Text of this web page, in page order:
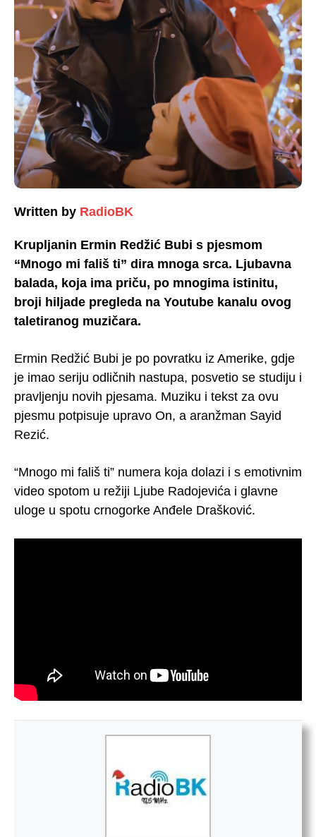
Written by RadioBK
Krupljanin Ermin Redžić Bubi s pjesmom
“Mnogo mi fališ ti” dira mnoga srca. Ljubavna
balada, koja ima priču, po mnogima istinitu,
broji hiljade pregleda na Youtube kanalu ovog
taletiranog muzičara.
Ermin Redžić Bubi je po povratku iz Amerike, gdje
je imao seriju odličnih nastupa, posvetio se studiju i
pravljenju novih pjesama. Muziku i tekst za ovu
pjesmu potpisuje upravo On, a aranžman Sayid
Rezić.
“Mnogo mi fališ ti” numera koja dolazi i s emotivnim
video spotom u režiji Ljube Radojevića i glavne
uloge u spotu crnogorke Anđele Drašković.